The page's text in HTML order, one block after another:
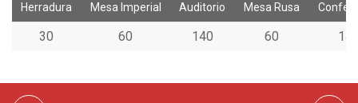
Herradura Mesa Imperial Auditorio Mesa Rusa
30 60 140 60